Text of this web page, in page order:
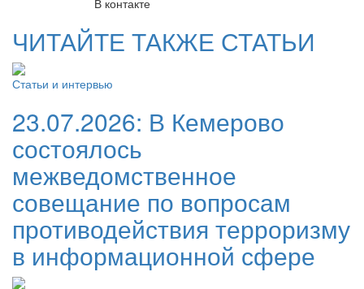
ЧИТАЙТЕ ТАКЖЕ СТАТЬИ
Статьи и интервью
23.07.2026: В Кемерово
состоялось
межведомственное
совещание по вопросам
противодействия терроризму
в информационной сфере